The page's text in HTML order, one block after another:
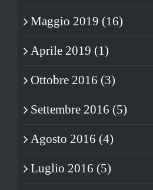
Maggio 2019 (16)
Aprile 2019 (1)
Ottobre 2016 (3)
Settembre 2016 (5)
Agosto 2016 (4)
Luglio 2016 (5)